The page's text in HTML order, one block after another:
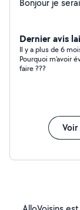
Bonjour je
Dernier avis
Il y a plus de 6
Pourquoi m’avoir
faire ???